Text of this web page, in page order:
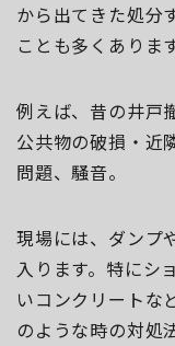
から出てきた処分
ことも多くあります
例えば、昔の井戸
公共物の破損・近
問題、騒音。
現場には、ダンプ
入ります。特にシ
いコンクリートな
のような時の対処